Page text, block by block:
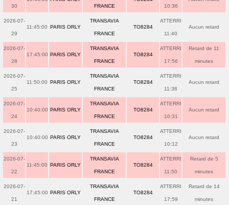
30 FRANCE 10:36
2026-07-
29
11:45:00 PARIS ORLY
TRANSAVIA
FRANCE
TO8284
ATTERRI
11:40
Aucun retard
2026-07-
28
17:45:00 PARIS ORLY
TRANSAVIA
FRANCE
TO8284
ATTERRI
17:56
Retard de 11
minutes
2026-07-
25
11:50:00 PARIS ORLY
TRANSAVIA
FRANCE
TO8284
ATTERRI
11:38
Aucun retard
2026-07-
24
10:40:00 PARIS ORLY
TRANSAVIA
FRANCE
TO8284
ATTERRI
10:31
Aucun retard
2026-07-
23
10:40:00 PARIS ORLY
TRANSAVIA
FRANCE
TO8284
ATTERRI
10:12
Aucun retard
2026-07-
22
11:45:00 PARIS ORLY
TRANSAVIA
FRANCE
TO8284
ATTERRI
11:50
Retard de 5
minutes
2026-07-
21
17:45:00 PARIS ORLY
TRANSAVIA
FRANCE
TO8284
ATTERRI
17:59
Retard de 14
minutes